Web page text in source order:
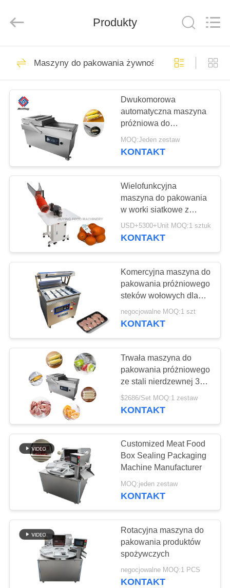
DO
DOMU
PRODUKTY
POKAZ
WYCIECZKA
PO
FABRYCE
KONTROLA
JAKOŚCI
SKONTAKTUJ
NAMI
NOWOŚCI
SPRAWY
BLOGA
POPROŚ
WYCENĘ
Machinery
Co.,Ltd.
Reserved.
Maszyna do
przetwarzania
mięsa
255
Krajalnica do mięsa
213
maszyna do
krojenia mięsa
78
Piła mięsna
130
Maszyna próżniowa
Produkty
Maszyny do pakowania żywności
Dwukomorowa
automatyczna maszyna
próżniowa do
pakowania żywności
Moc 2,5 kW
MOQ:Jeden zestaw
KONTAKT
Wielofunkcyjna
maszyna do pakowania
w worki siatkowe z
siatką owocową o
średnicy beczki 170 mm
USD+5300+Unit MOQ:1 sztuk
KONTAKT
Komercyjna maszyna do
pakowania próżniowego
steków wołowych dla
przemysłu spożywczego
negocjowalne MOQ:1 szt
KONTAKT
Trwała maszyna do
pakowania próżniowego
ze stali nierdzewnej 304
Podwójna komora
$2686/Set MOQ:1 zestaw
KONTAKT
Customized Meat Food
Box Sealing Packaging
Machine Manufacturer
MOQ:jeden zestaw
KONTAKT
Rotacyjna maszyna do
pakowania produktów
spożywczych
negocjowalne MOQ:1 PCS
KONTAKT